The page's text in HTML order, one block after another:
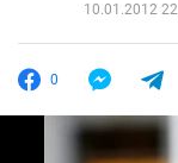
10.01.2012
0